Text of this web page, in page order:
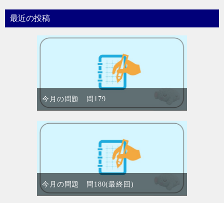
最近の投稿
今月の問題 問179
今月の問題 問180(最終回)